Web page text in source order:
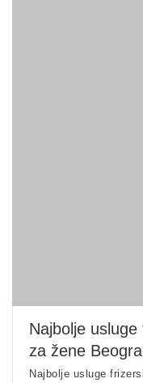
Najbolje
za žene
Najbolje usluge